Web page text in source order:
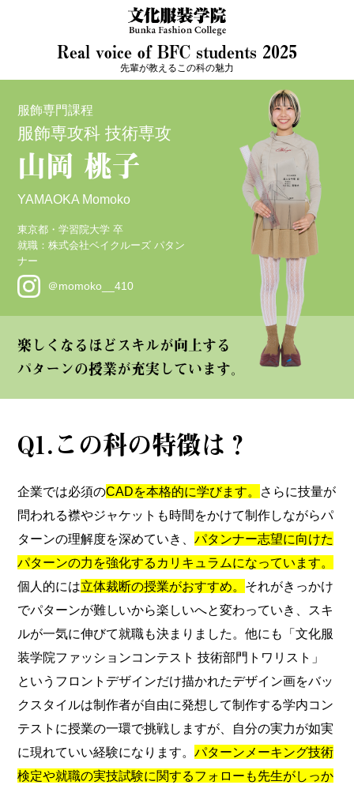
Real voice of BFC students 2025
先輩が教えるこの科の魅力
服飾専門課程
服飾専攻科 技術専攻
山岡 桃子
YAMAOKA Momoko
東京都・学習院⼤学 卒
就職：株式会社ベイクルーズ パタン
ナー
＠momoko__410
楽しくなるほどスキルが向上する
パターンの授業が充実しています。
Q1.この科の特徴は？
企業では必須のCADを本格的に学びます。 さらに技量が
問われる襟やジャケットも時間をかけて制作しながらパ
ターンの理解度を深めていき、パタンナー志望に向けた
パターンの力を強化するカリキュラムになっています。
個人的には立体裁断の授業がおすすめ。 それがきっかけ
でパターンが難しいから楽しいへと変わっていき、スキ
ルが一気に伸びて就職も決まりました。他にも「文化服
装学院ファッションコンテスト 技術部門トワリスト」
というフロントデザインだけ描かれたデザイン画をバッ
クスタイルは制作者が自由に発想して制作する学内コン
テストに授業の一環で挑戦しますが、自分の実力が如実
に現れていい経験になります。パターンメーキング技術
検定や就職の実技試験に関するフォローも先生がしっか